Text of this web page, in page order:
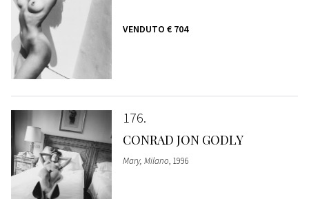
VENDUTO € 704
176
CONRAD JON GODLY
Mary, Milano, 1996